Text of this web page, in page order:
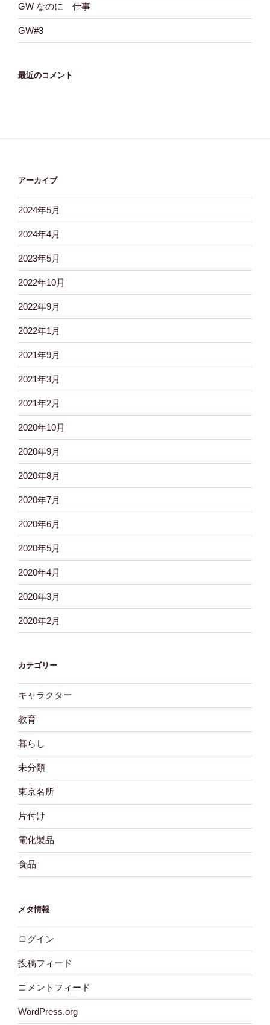
GW なのに 仕事
GW#3
最近のコメント
アーカイブ
2024年5月
2024年4月
2023年5月
2022年10月
2022年9月
2022年1月
2021年9月
2021年3月
2021年2月
2020年10月
2020年9月
2020年8月
2020年7月
2020年6月
2020年5月
2020年4月
2020年3月
2020年2月
カテゴリー
キャラクター
教育
暮らし
未分類
東京名所
片付け
電化製品
食品
メタ情報
ログイン
投稿フィード
コメントフィード
WordPress.org